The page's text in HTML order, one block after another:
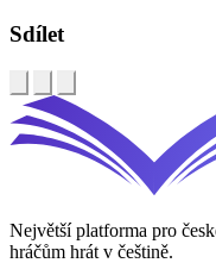
Sdílet
Největší platforma pro
hráčům hrát v češtině.